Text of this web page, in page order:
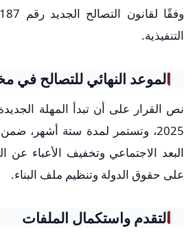
التنفيذية.
الموعد النهائي للتصالح في
2025، وتستمر لمدة ستة أشهر،
البعد الاجتماعي وتخفيف الأعباء عن
على حقوق الدولة وتنظيم ملف البناء.
التقدم واستكمال الملفات